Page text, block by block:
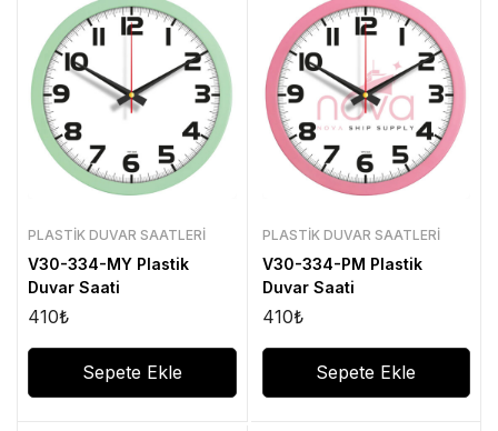
PLASTIK DUVAR SAATLERI
V30-334-MY Plastik
Duvar Saati
410₺
Sepete Ekle
PLASTIK DUVAR SAATLERI
V30-334-PM Plastik
Duvar Saati
410₺
Sepete Ekle